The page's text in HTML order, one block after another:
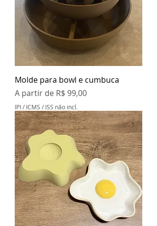
Molde para bowl e cumbuca
A partir de R$ 99,00
Preço promocional
IPI / ICMS / ISS não incl.